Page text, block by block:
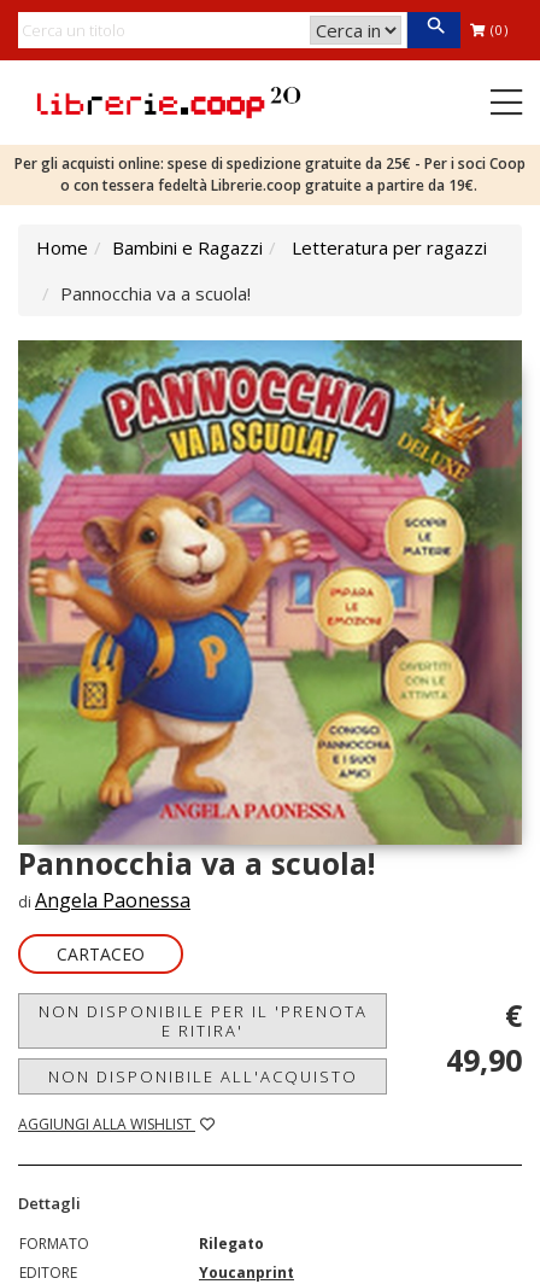
(0)
Per gli acquisti online: spese di spedizione gratuite da 25€ - Per i soci Coop
o con tessera fedeltà Librerie.coop gratuite a partire da 19€.
Home Bambini e Ragazzi
Letteratura per ragazzi
Pannocchia va a scuola!
Pannocchia va a scuola!
di Angela Paonessa
CARTACEO
NON DISPONIBILE PER IL 'PRENOTA
E RITIRA'
NON DISPONIBILE ALL'ACQUISTO
AGGIUNGI ALLA WISHLIST
€
49,90
Dettagli
FORMATO
Rilegato
EDITORE
Youcanprint